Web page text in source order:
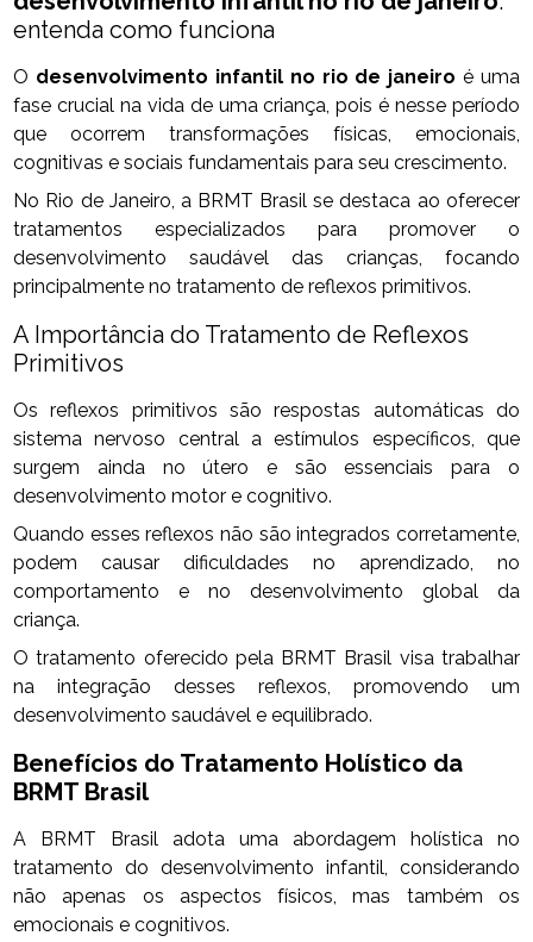
entenda como funciona
O desenvolvimento infantil no rio de janeiro é uma
fase crucial na vida de uma criança, pois é nesse período
que ocorrem transformações físicas, emocionais,
cognitivas e sociais fundamentais para seu crescimento.
No Rio de Janeiro, a BRMT Brasil se destaca ao oferecer
tratamentos especializados para promover o
desenvolvimento saudável das crianças, focando
principalmente no tratamento de reflexos primitivos.
A Importância do Tratamento de Reflexos
Primitivos
Os reflexos primitivos são respostas automáticas do
sistema nervoso central a estímulos específicos, que
surgem ainda no útero e são essenciais para o
desenvolvimento motor e cognitivo.
Quando esses reflexos não são integrados corretamente,
podem causar dificuldades no aprendizado, no
comportamento e no desenvolvimento global da
criança.
O tratamento oferecido pela BRMT Brasil visa trabalhar
na integração desses reflexos, promovendo um
desenvolvimento saudável e equilibrado.
Benefícios do Tratamento Holístico da
BRMT Brasil
A BRMT Brasil adota uma abordagem holística no
tratamento do desenvolvimento infantil, considerando
não apenas os aspectos físicos, mas também os
emocionais e cognitivos.